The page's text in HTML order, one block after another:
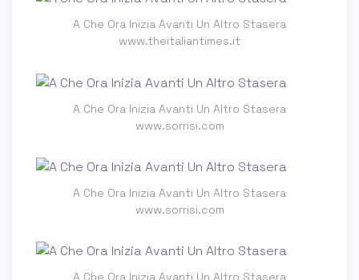
A Che Ora Inizia Avanti Un Altro Stasera
www.theitaliantimes.it
A Che Ora Inizia Avanti Un Altro Stasera
www.sorrisi.com
A Che Ora Inizia Avanti Un Altro Stasera
www.sorrisi.com
A Che Ora Inizia Avanti Un Altro Stasera